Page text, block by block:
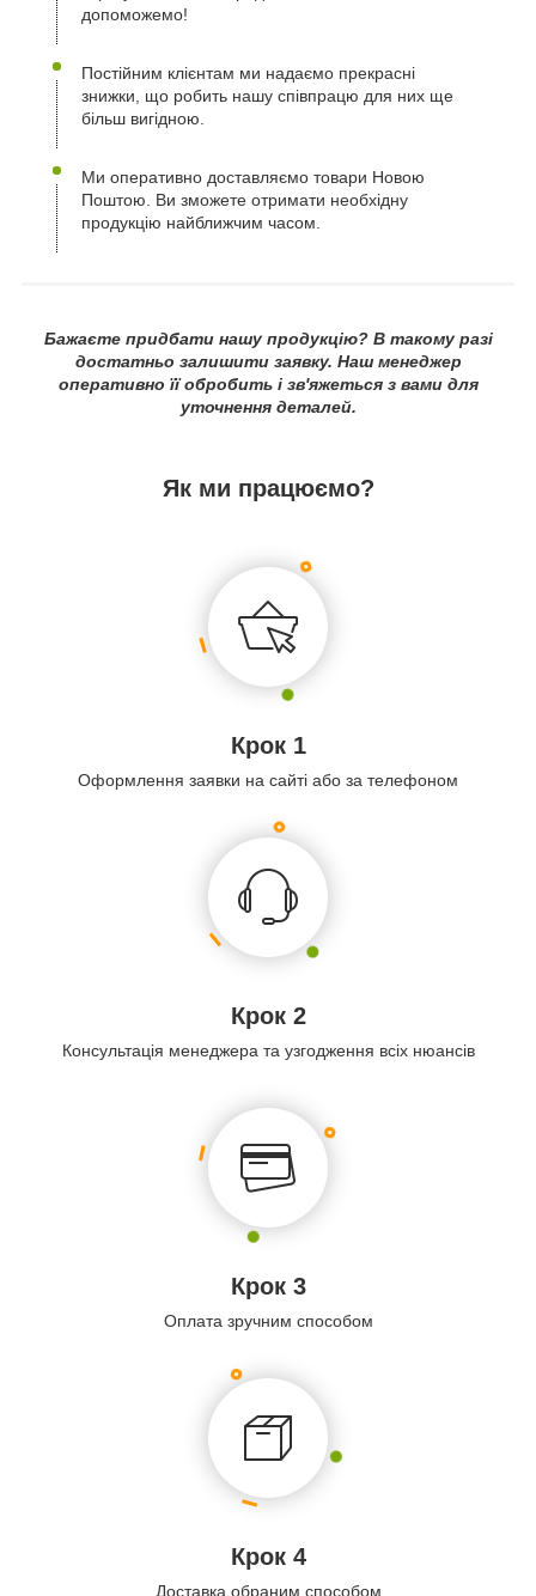
допоможемо!
Постійним клієнтам ми надаємо прекрасні
знижки, що робить нашу співпрацю для них ще
більш вигідною.
Ми оперативно доставляємо товари Новою
Поштою. Ви зможете отримати необхідну
продукцію найближчим часом.
Бажаєте придбати нашу продукцію? В такому разі
достатньо залишити заявку. Наш менеджер
оперативно її обробить і зв'яжеться з вами для
уточнення деталей.
Як ми працюємо?
Крок 1
Оформлення заявки на сайті або за телефоном
Крок 2
Консультація менеджера та узгодження всіх нюансів
Крок 3
Оплата зручним способом
Крок 4
Доставка обраним способом